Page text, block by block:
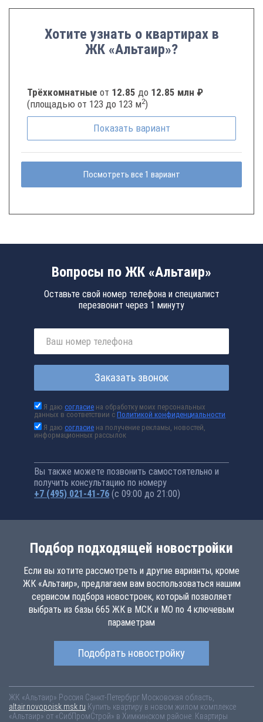
Хотите узнать о квартирах в
ЖК «Альтаир»?
Трёхкомнатные от 12.85 до 12.85 млн ₽
(площадью от 123 до 123 м2)
Показать вариант
Посмотреть все 1 вариант
Вопросы по ЖК «Альтаир»
Оставьте свой номер телефона и специалист
перезвонит через 1 минуту
Заказать звонок
Я даюсогласие на обработку моих персональных
данных в соответствии сПолитикой конфиденциальности
Я даюсогласие на получение рекламы, новостей,
информационных рассылок
Вы также можете позвонить самостоятельно и
получить консультацию по номеру
+7 (495) 021-41-76 (с 09:00 до 21:00)
Подбор подходящей новостройки
Если вы хотите рассмотреть и другие варианты, кроме
ЖК «Альтаир», предлагаем вам воспользоваться нашим
сервисом подбора новостроек, который позволяет
выбрать из базы 665 ЖК в МСК и МО по 4 ключевым
параметрам
Подобрать новостройку
ЖК «Альтаир» Россия Санкт-Петербург Московская область,
altair.novopoisk.msk.ru Купить квартиру в новом жилом комплексе
«Альтаир» от «СибПромСтрой» в Химкинском районе. Квартиры